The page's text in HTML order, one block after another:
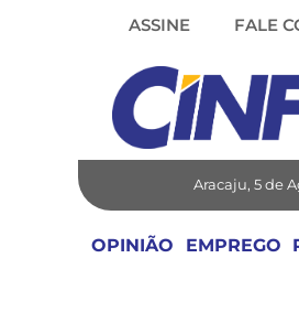
ASSINE FALE
Aracaju, 5 de
OPINIÃO EMPREGO